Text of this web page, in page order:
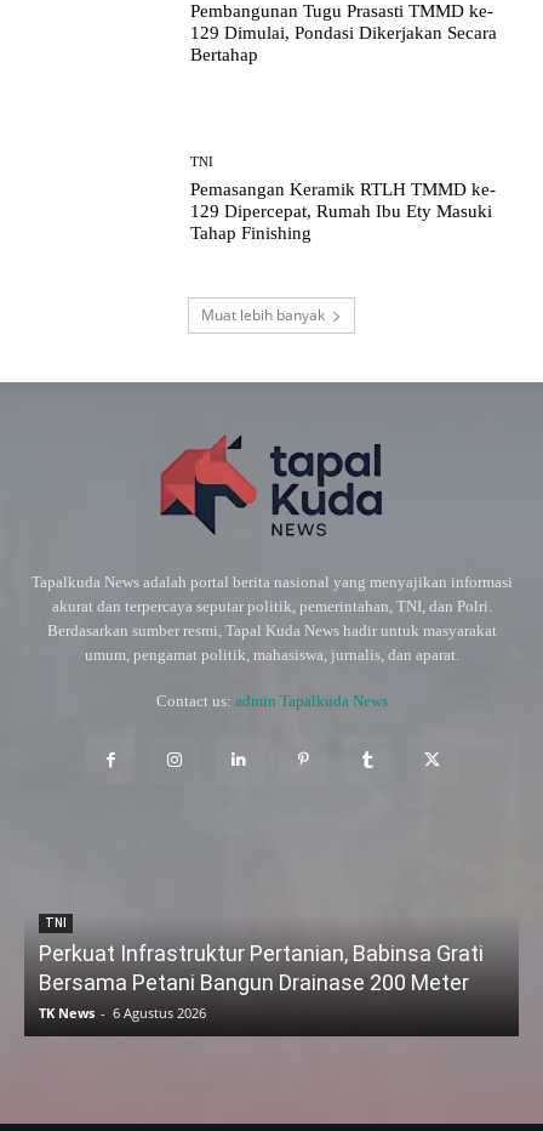
Pembangunan Tugu Prasasti TMMD ke-
129 Dimulai, Pondasi Dikerjakan Secara
Bertahap
TNI
Pemasangan Keramik RTLH TMMD ke-
129 Dipercepat, Rumah Ibu Ety Masuki
Tahap Finishing
Muat lebih banyak
Tapalkuda News adalah portal berita nasional yang menyajikan informasi
akurat dan terpercaya seputar politik, pemerintahan, TNI, dan Polri.
Berdasarkan sumber resmi, Tapal Kuda News hadir untuk masyarakat
umum, pengamat politik, mahasiswa, jurnalis, dan aparat.
Contact us: admin Tapalkuda News
TNI
Perkuat Infrastruktur Pertanian, Babinsa Grati
Bersama Petani Bangun Drainase 200 Meter
TK News - 6 Agustus 2026